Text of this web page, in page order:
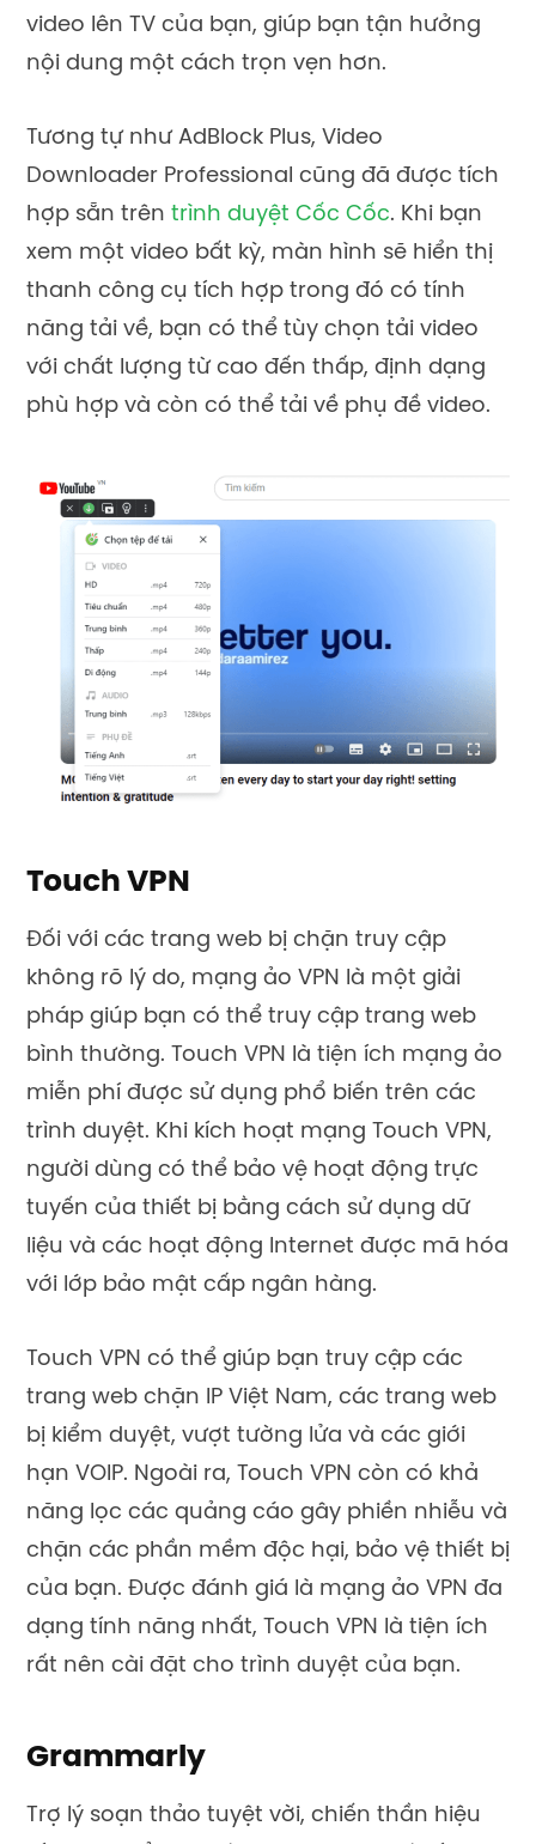
video lên TV của bạn, giúp bạn tận hưởng
nội dung một cách trọn vẹn hơn.
Tương tự như AdBlock Plus, Video
Downloader Professional cũng đã được tích
hợp sẵn trên trình duyệt Cốc Cốc. Khi bạn
xem một video bất kỳ, màn hình sẽ hiển thị
thanh công cụ tích hợp trong đó có tính
năng tải về, bạn có thể tùy chọn tải video
với chất lượng từ cao đến thấp, định dạng
phù hợp và còn có thể tải về phụ đề video.
Touch VPN
Đối với các trang web bị chặn truy cập
không rõ lý do, mạng ảo VPN là một giải
pháp giúp bạn có thể truy cập trang web
bình thường. Touch VPN là tiện ích mạng ảo
miễn phí được sử dụng phổ biến trên các
trình duyệt. Khi kích hoạt mạng Touch VPN,
người dùng có thể bảo vệ hoạt động trực
tuyến của thiết bị bằng cách sử dụng dữ
liệu và các hoạt động Internet được mã hóa
với lớp bảo mật cấp ngân hàng.
Touch VPN có thể giúp bạn truy cập các
trang web chặn IP Việt Nam, các trang web
bị kiểm duyệt, vượt tường lửa và các giới
hạn VOIP. Ngoài ra, Touch VPN còn có khả
năng lọc các quảng cáo gây phiền nhiễu và
chặn các phần mềm độc hại, bảo vệ thiết bị
của bạn. Được đánh giá là mạng ảo VPN đa
dạng tính năng nhất, Touch VPN là tiện ích
rất nên cài đặt cho trình duyệt của bạn.
Grammarly
Trợ lý soạn thảo tuyệt vời, chiến thần hiệu